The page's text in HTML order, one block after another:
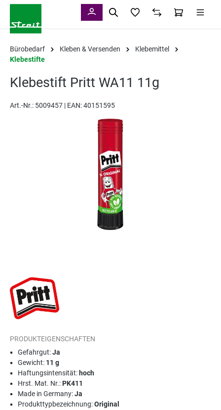
Bürobedarf Kleben & Versenden
Klebemittel
Klebestifte
Klebestift Pritt WA11 11g
Art.-Nr.: 5009457 | EAN: 40151595
PRODUKTEIGENSCHAFTEN
Gefahrgut:Ja
Gewicht: 11 g
Haftungsintensität: hoch
Hrst. Mat. Nr.:PK411
Made in Germany:Ja
Produkttypbezeichnung:Original